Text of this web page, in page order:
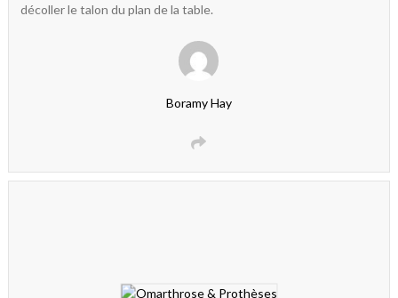
décoller le talon du plan de la table.
Boramy Hay